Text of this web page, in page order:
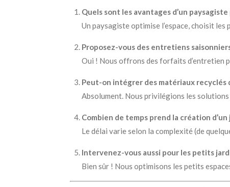
Quels sont les avantages d’un
Un paysagiste optimise l’espace, choisit
Proposez-vous des entretiens
Oui ! Nous offrons des forfaits d’entretien
Peut-on intégrer des matériaux recyclés
Absolument. Nous privilégions les
Combien de temps prend la création d’un
Le délai varie selon la complexité (de
Intervenez-vous aussi pour les petits
Bien sûr ! Nous optimisons les petits